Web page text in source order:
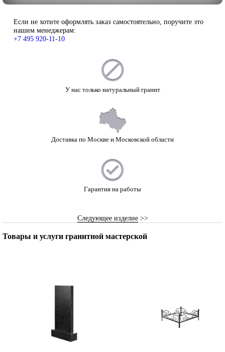
Если не хотите оформлять заказ самостоятельно, поручите это
нашим менеджерам:
+7 495 920-11-10
У нас только натуральный гранит
Доставка по Москве и Московской области
Гарантия на работы
Следующее изделие>>
Товары и услуги гранитной мастерской